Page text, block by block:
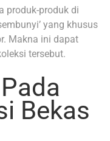
produk-produk di
yang khusus
Makna ini dapat
tersebut.
Bekas